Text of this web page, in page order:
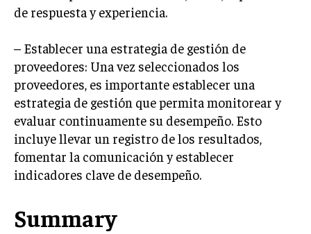
ÉTICA EMPRESARIAL Y RESPONSABILIDAD
SOCIAL
BLOG
Acerca de Últimas entradas
Raúl Torres
Soy Raúl Torres, especializado en el mundo de los
apasionado del cine clásico y en cada proyecto
busco una narrativa que cautiva, al igual que en una gran
de respuesta y experiencia.
– Establecer una estrategia de gestión de
proveedores: Una vez seleccionados los
proveedores, es importante establecer una
estrategia de gestión que permita monitorear y
evaluar continuamente su desempeño. Esto
incluye llevar un registro de los resultados,
fomentar la comunicación y establecer
indicadores clave de desempeño.
Summary